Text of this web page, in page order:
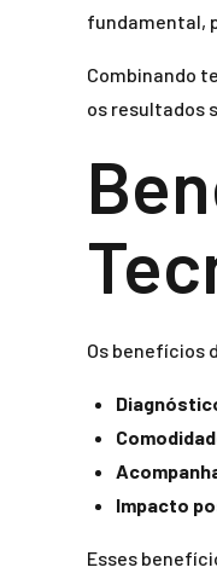
fundamental,
Combinando
os resultados
Os benefícios
Impacto
Esses